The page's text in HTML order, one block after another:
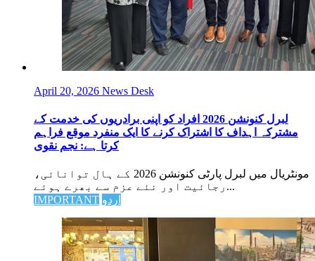
April 20, 2026 News Desk
لبرل کنونشن 2026 افراد کو اپنی برادریوں کی خدمت کے
مشترکہ اہداف کا اشتراک کرنے کا ایک منفرد موقع فراہم
کرتا ہے: نجم نقوی
مونٹریال میں لبرل پارٹی کنونشن 2026 کے ہال توانائی،
رجائیت اور نئے عزم سے بھرے ہوئے...
IMPORTANT اردو